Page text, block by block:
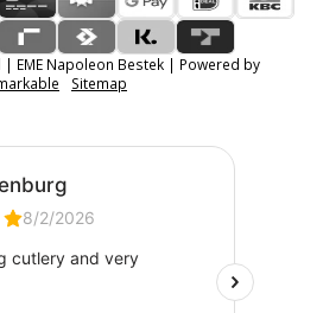
EME Napoleon Bestek | Powered by
Sitemap